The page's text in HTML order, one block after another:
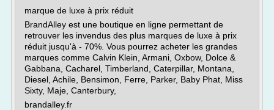
marque de luxe à prix réduit
BrandAlley est une boutique en ligne permettant de
retrouver les invendus des plus marques de luxe à prix
réduit jusqu'à - 70%. Vous pourrez acheter les grandes
marques comme Calvin Klein, Armani, Oxbow, Dolce &
Gabbana, Cacharel, Timberland, Caterpillar, Montana,
Diesel, Achile, Bensimon, Ferre, Parker, Baby Phat, Miss
Sixty, Maje, Canterbury,
brandalley.fr